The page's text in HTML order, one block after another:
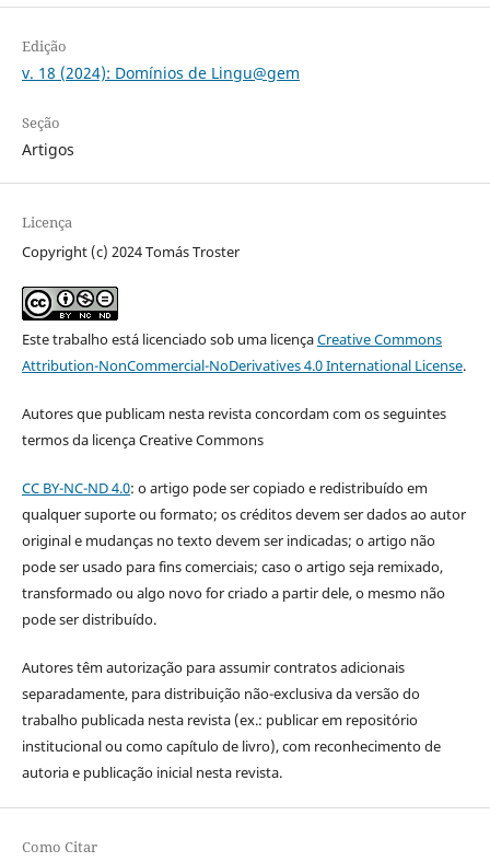
Edição
v. 18 (2024): Domínios de Lingu@gem
Seção
Artigos
Licença
Copyright (c) 2024 Tomás Troster
Este trabalho está licenciado sob uma licençaCreative Commons
Attribution-NonCommercial-NoDerivatives 4.0 International License.
Autores que publicam nesta revista concordam com os seguintes
termos da licença Creative Commons
CC BY-NC-ND 4.0: o artigo pode ser copiado e redistribuído em
qualquer suporte ou formato; os créditos devem ser dados ao autor
original e mudanças no texto devem ser indicadas; o artigo não
pode ser usado para fins comerciais; caso o artigo seja remixado,
transformado ou algo novo for criado a partir dele, o mesmo não
pode ser distribuído.
Autores têm autorização para assumir contratos adicionais
separadamente, para distribuição não-exclusiva da versão do
trabalho publicada nesta revista (ex.: publicar em repositório
institucional ou como capítulo de livro), com reconhecimento de
autoria e publicação inicial nesta revista.
Como Citar